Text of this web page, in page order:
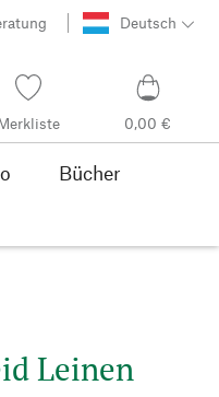
Deutsch
0,00 €
Bücher
Leinen